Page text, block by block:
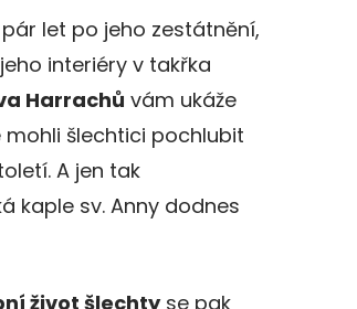
let po jeho zestátnění,
interiéry v takřka
Harrachů vám ukáže
šlechtici pochlubit
A jen tak
kaple sv. Anny dodnes
život šlechtyse pak